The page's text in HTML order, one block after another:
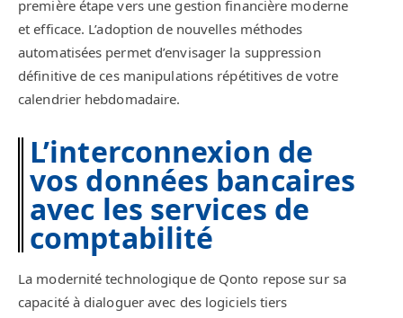
première étape vers une gestion financière moderne
et efficace. L’adoption de nouvelles méthodes
automatisées permet d’envisager la suppression
définitive de ces manipulations répétitives de votre
calendrier hebdomadaire.
L’interconnexion de
vos données bancaires
avec les services de
comptabilité
La modernité technologique de Qonto repose sur sa
capacité à dialoguer avec des logiciels tiers